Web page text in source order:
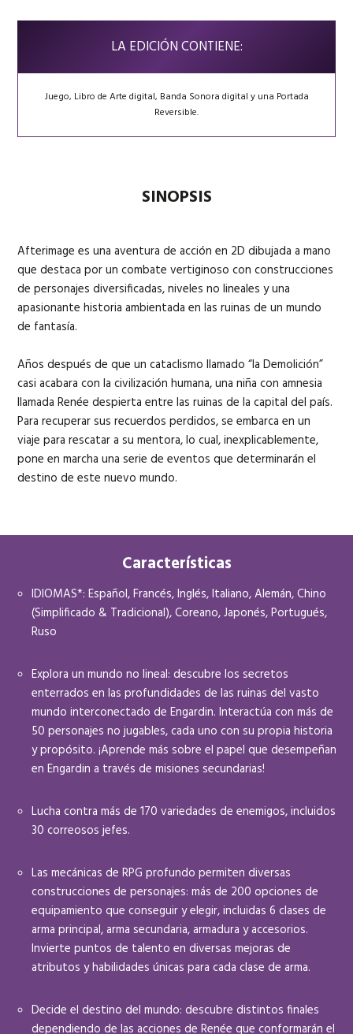
LA EDICIÓN CONTIENE:
Juego, Libro de Arte digital, Banda Sonora digital y una Portada
Reversible.
SINOPSIS
Afterimage es una aventura de acción en 2D dibujada a mano
que destaca por un combate vertiginoso con construcciones
de personajes diversificadas, niveles no lineales y una
apasionante historia ambientada en las ruinas de un mundo
de fantasía.
Años después de que un cataclismo llamado “la Demolición”
casi acabara con la civilización humana, una niña con amnesia
llamada Renée despierta entre las ruinas de la capital del país.
Para recuperar sus recuerdos perdidos, se embarca en un
viaje para rescatar a su mentora, lo cual, inexplicablemente,
pone en marcha una serie de eventos que determinarán el
destino de este nuevo mundo.
Características
IDIOMAS*: Español, Francés, Inglés, Italiano, Alemán, Chino
(Simplificado & Tradicional), Coreano, Japonés, Portugués,
Ruso
Explora un mundo no lineal: descubre los secretos
enterrados en las profundidades de las ruinas del vasto
mundo interconectado de Engardin. Interactúa con más de
50 personajes no jugables, cada uno con su propia historia
y propósito. ¡Aprende más sobre el papel que desempeñan
en Engardin a través de misiones secundarias!
Lucha contra más de 170 variedades de enemigos, incluidos
30 correosos jefes.
Las mecánicas de RPG profundo permiten diversas
construcciones de personajes: más de 200 opciones de
equipamiento que conseguir y elegir, incluidas 6 clases de
arma principal, arma secundaria, armadura y accesorios.
Invierte puntos de talento en diversas mejoras de
atributos y habilidades únicas para cada clase de arma.
Decide el destino del mundo: descubre distintos finales
dependiendo de las acciones de Renée que conformarán el